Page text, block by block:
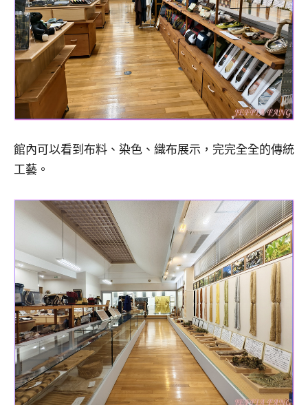
館內可以看到布料、染色、織布展示，完完全全的傳統
工藝。